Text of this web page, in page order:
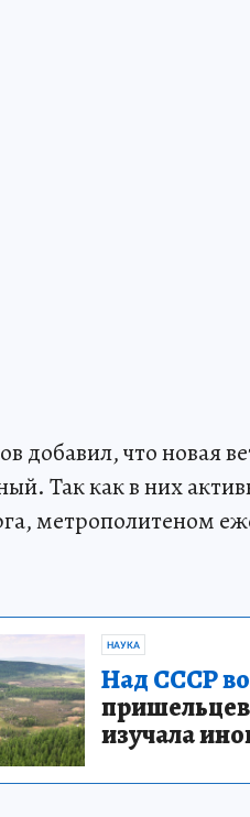
добавил, что новая
Так как в них
метрополитеном
НАУКА
Над СССР
изучала